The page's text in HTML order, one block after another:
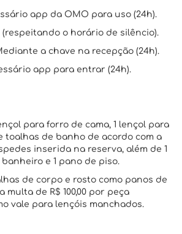
app da OMO para uso (24h).
(respeitando o horário de silêncio).
a chave na recepção (24h).
app para entrar (24h).
para forro de cama, 1 lençol para
toalhas de banho de acordo com a
inserida na reserva, além de 1
e 1 pano de piso.
de corpo e rosto como panos de
multa de R$ 100,00 por peça
vale para lençóis manchados.